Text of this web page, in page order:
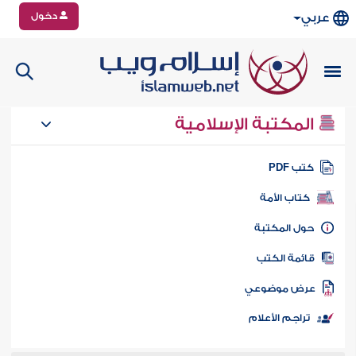
عربي دخول
المكتبة الإسلامية
كتب PDF
كتاب الأمة
المكتبة
الكتب
موضوعي